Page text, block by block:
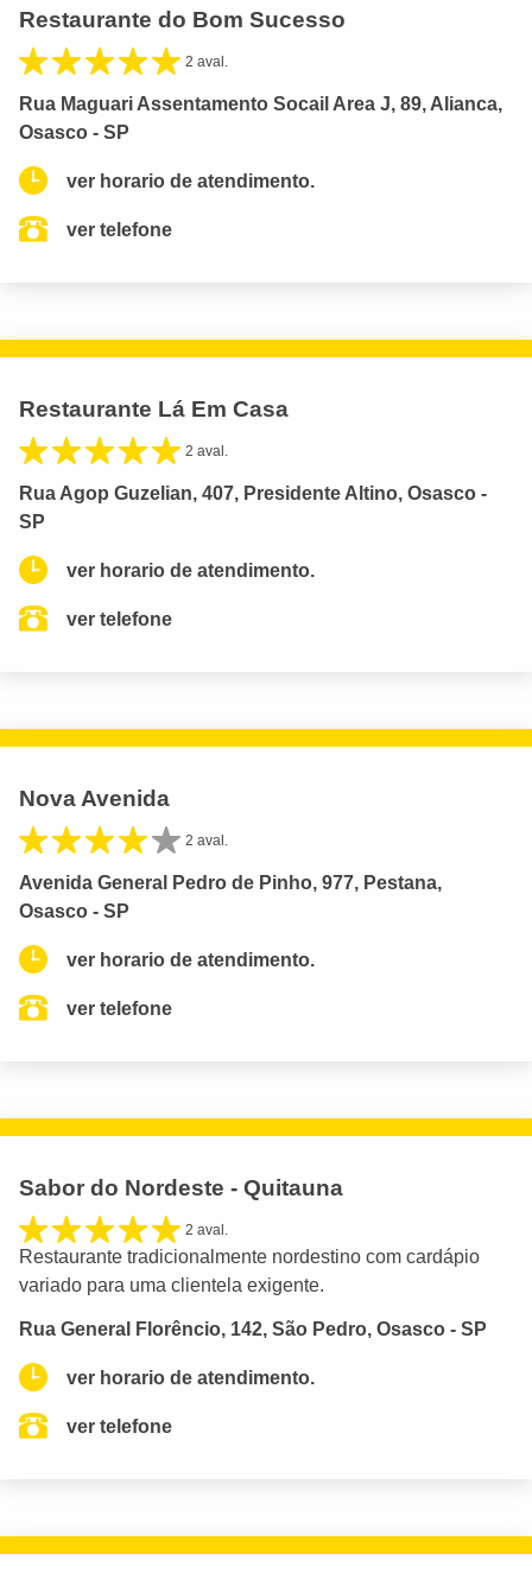
Restaurante do Bom Sucesso
2 aval.
Rua Maguari Assentamento Socail Area J, 89, Alianca,
Osasco - SP
ver horario de atendimento.
ver telefone
Restaurante Lá Em Casa
2 aval.
Rua Agop Guzelian, 407, Presidente Altino, Osasco -
SP
ver horario de atendimento.
ver telefone
Nova Avenida
2 aval.
Avenida General Pedro de Pinho, 977, Pestana,
Osasco - SP
ver horario de atendimento.
ver telefone
Sabor do Nordeste - Quitauna
2 aval.
Restaurante tradicionalmente nordestino com cardápio
variado para uma clientela exigente.
Rua General Florêncio, 142, São Pedro, Osasco - SP
ver horario de atendimento.
ver telefone